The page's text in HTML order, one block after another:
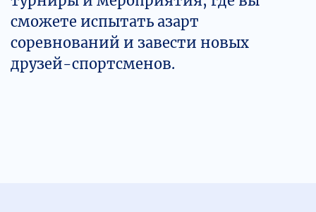
сможете испытать азарт
соревнований и завести новых
друзей-спортсменов.